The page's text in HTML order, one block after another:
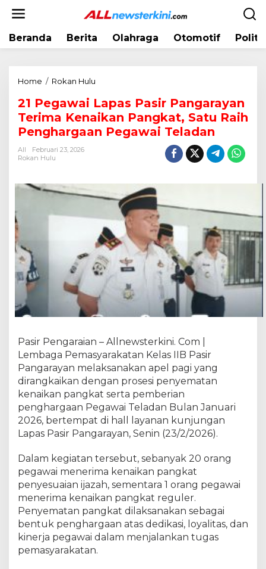
Beranda Berita Olahraga Otomotif
Home / Rokan Hulu
P
e
g
a
s
P
a
s
r
P
a
g
a
r
a
y
n
T
e
i
m
a
K
e
n
a
21 Pegawai Lapas Pasir Pangarayan
Terima Kenaikan Pangkat, Satu Raih
Penghargaan Pegawai Teladan
All
Februari 23, 2026
Rokan Hulu
Pasir Pengaraian – Allnewsterkini. Com |
Lembaga Pemasyarakatan Kelas IIB Pasir
Pangarayan melaksanakan apel pagi yang
dirangkaikan dengan prosesi penyematan
kenaikan pangkat serta pemberian
penghargaan Pegawai Teladan Bulan Januari
2026, bertempat di hall layanan kunjungan
Lapas Pasir Pangarayan, Senin (23/2/2026).
Dalam kegiatan tersebut, sebanyak 20 orang
pegawai menerima kenaikan pangkat
penyesuaian ijazah, sementara 1 orang pegawai
menerima kenaikan pangkat reguler.
Penyematan pangkat dilaksanakan sebagai
bentuk penghargaan atas dedikasi, loyalitas, dan
kinerja pegawai dalam menjalankan tugas
pemasyarakatan.